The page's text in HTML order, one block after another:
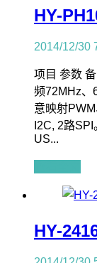
HY-
2014/12/30
项目 参数
频72MHz、
意映射
I2C, 2路
US...
HY-